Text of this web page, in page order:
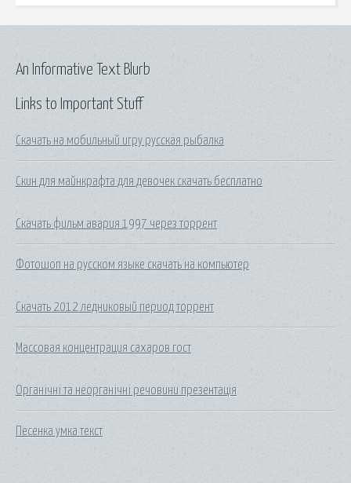
Links to Important Stuff
Скачать на мобильный игру русская рыбалка
Скин для майнкрафта для девочек скачать бесплатно
Скачать фильм авария 1997 через торрент
Фотошоп на русском языке скачать на компьютер
Скачать 2012 ледниковый период торрент
Массовая концентрация сахаров гост
Органічні та неорганічні речовини презентація
Песенка умка текст
An Informative Text Blurb